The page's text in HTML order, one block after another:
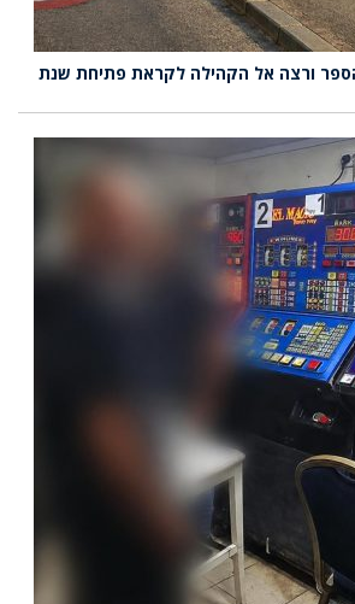
ורצה אל הקהילה לקראת פתיחת שנת